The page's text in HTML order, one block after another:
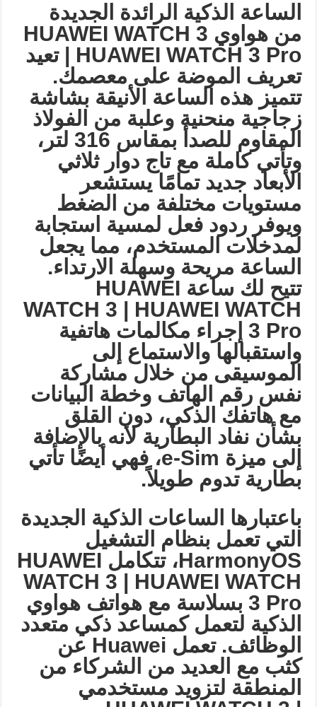
الساعة الذكية الرائدة الجديدة
من هواوي HUAWEI WATCH 3
| HUAWEI WATCH 3 Pro
تعيد
تعريف الموضة على معصمك.
تتميز هذه الساعة الأنيقة بشاشة
زجاجية منحنية وعلبة من الفولاذ
المقاوم للصدأ بمقاس 316 لتر،
وتأتي كاملة مع تاج دوار ثلاثي
الأبعاد جديد تمامًا يستشعر
مستويات مختلفة من الضغط
ويوفر ردود فعل لمسية استجابة
لمدخلات المستخدم، مما يجعل
الساعة مريحة وسهلة الارتداء.
تتيح لك ساعة HUAWEI
WATCH 3 | HUAWEI WATCH
3 Pro إجراء مكالمات هاتفية
واستقبالها والاستماع إلى
الموسيقى من خلال مشاركة
نفس رقم الهاتف وخطة البيانات
مع هاتفك الذكي، دون القلق
بشأن نفاد البطارية لأنه بالإضافة
إلى ميزة
، فهي أيضًا تأتي
بطارية تدوم طويلاً.
باعتبارها الساعات الذكية الجديدة
التي تعمل بنظام التشغيل
HarmonyOS، تتكامل HUAWEI
WATCH 3 | HUAWEI WATCH
3 Pro بسلاسة مع هواتف هواوي
الذكية لتعمل كمساعد ذكي متعدد
الوظائف. تعمل
عن
كثب مع العديد من الشركاء من
المنطقة لتزويد مستخدمي